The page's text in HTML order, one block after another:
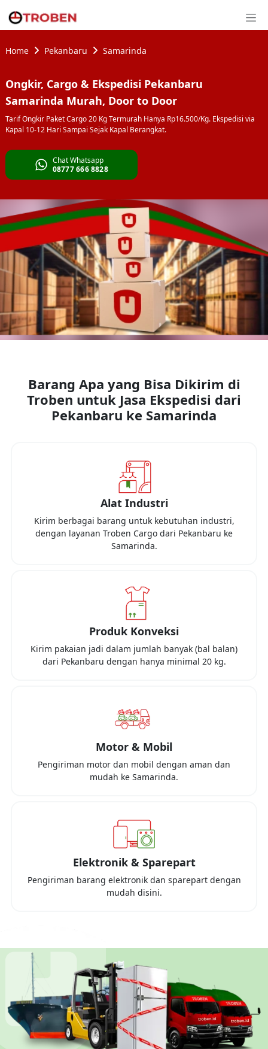
Home Pekanbaru Samarinda
Ongkir, Cargo & Ekspedisi Pekanbaru
Samarinda Murah, Door to Door
Tarif Ongkir Paket Cargo 20 Kg Termurah Hanya Rp16.500/Kg. Ekspedisi via
Kapal 10-12 Hari Sampai Sejak Kapal Berangkat.
Chat Whatsapp
08777 666 8828
Barang Apa yang Bisa Dikirim di
Troben untuk Jasa Ekspedisi dari
Pekanbaru ke Samarinda
Alat Industri
Kirim berbagai barang untuk kebutuhan industri,
dengan layanan Troben Cargo dari Pekanbaru ke
Samarinda.
Produk Konveksi
Kirim pakaian jadi dalam jumlah banyak (bal balan)
dari Pekanbaru dengan hanya minimal 20 kg.
Motor & Mobil
Pengiriman motor dan mobil dengan aman dan
mudah ke Samarinda.
Elektronik & Sparepart
Pengiriman barang elektronik dan sparepart dengan
mudah disini.